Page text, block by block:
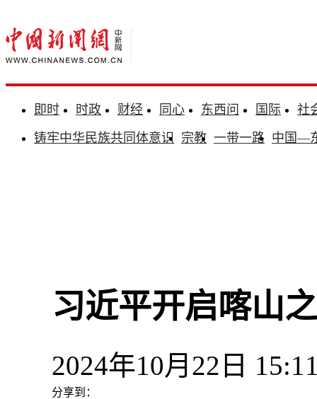
即时 时政 财经 同心 东西问 国际
社
铸牢中华民族共同体意识 宗教 一带一路 中国—
习近平开启喀山
2024年10月22日
分享到：